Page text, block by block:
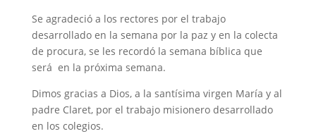
Se agradeció a los rectores por el trabajo
desarrollado en la semana por la paz y en la colecta
de procura, se les recordó la semana bíblica que
será en la próxima semana.
Dimos gracias a Dios, a la santísima virgen María y al
padre Claret, por el trabajo misionero desarrollado
en los colegios.